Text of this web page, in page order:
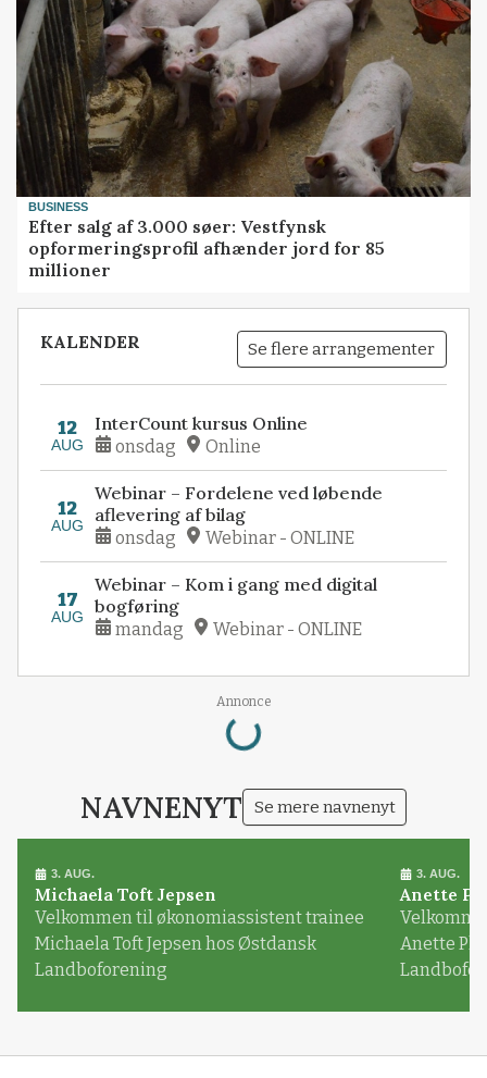
BUSINESS
Efter salg af 3.000 søer: Vestfynsk
opformeringsprofil afhænder jord for 85
millioner
KALENDER Se flere arrangementer
12
AUG
InterCount kursus Online
onsdag Online
12
AUG
Webinar – Fordelene ved løbende
aflevering af bilag
onsdag Webinar - ONLINE
17
AUG
Webinar – Kom i gang med digital
bogføring
mandag Webinar - ONLINE
Annonce
Loading...
NAVNENYT Se mere navnenyt
3. AUG.
Michaela Toft Jepsen
Velkommen til økonomiassistent trainee
Michaela Toft Jepsen hos Østdansk
Landboforening
3. AUG.
Anette
Anette